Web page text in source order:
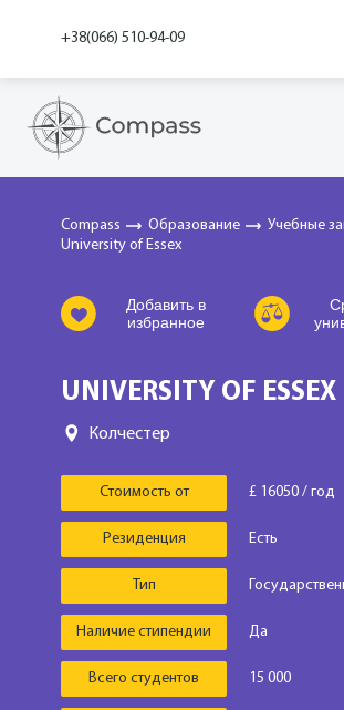
+38(066) 510-94-09
Compass Образование
Учебные
University of Essex
Добавить в
избранное
UNIVERSITY OF ESSEX
Колчестер
Стоимость от £ 16050 / год
Резиденция Есть
Тип
Наличие стипендии Да
Всего студентов 15 000